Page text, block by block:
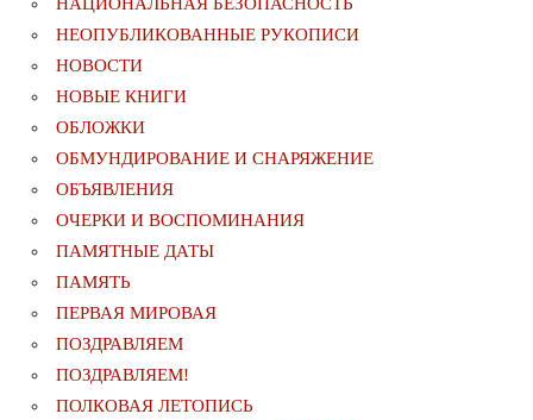
НАЦИОНАЛЬНАЯ БЕЗОПАСНОСТЬ
НЕОПУБЛИКОВАННЫЕ РУКОПИСИ
НОВОСТИ
НОВЫЕ КНИГИ
ОБЛОЖКИ
ОБМУНДИРОВАНИЕ И СНАРЯЖЕНИЕ
ОБЪЯВЛЕНИЯ
ОЧЕРКИ И ВОСПОМИНАНИЯ
ПАМЯТНЫЕ ДАТЫ
ПАМЯТЬ
ПЕРВАЯ МИРОВАЯ
ПОЗДРАВЛЯЕМ
ПОЗДРАВЛЯЕМ!
ПОЛКОВАЯ ЛЕТОПИСЬ